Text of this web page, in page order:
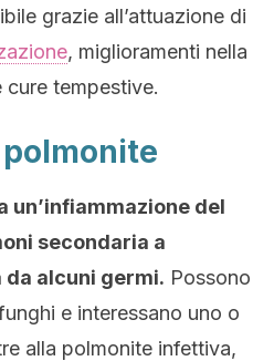
grazie all’attuazione di
, miglioramenti nella
cure tempestive.
un’infiammazione del
secondaria a
da alcuni germi. Possono
e interessano uno o
alla polmonite infettiva,